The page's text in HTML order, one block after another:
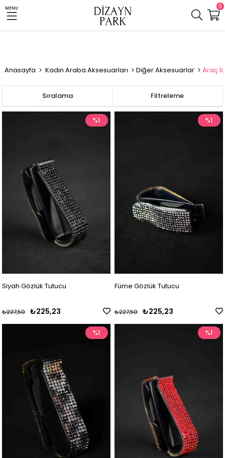
MENU 0
Anasayfa Kadın Araba Aksesuarları Diğer Aksesuarlar Araç
Filtreleme
Sıralama
Siyah Gözlük Tutucu
₺225,23
₺227,50
%1
Füme Gözlük Tutucu
₺225,23
₺227,50
%1
%1 %1